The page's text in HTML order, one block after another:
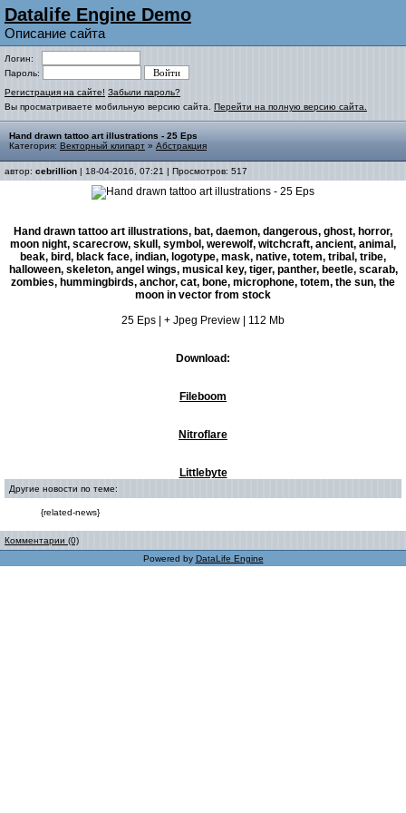
Datalife Engine Demo
Описание сайта
Логин:
Пароль:
Регистрация на сайте! Забыли пароль?
Вы просматриваете мобильную версию сайта. Перейти на полную версию сайта.
Hand drawn tattoo art illustrations - 25 Eps
Категория: Векторный клипарт » Абстракция
автор: cebrillion | 18-04-2016, 07:21 | Просмотров: 517
Hand drawn tattoo art illustrations, bat, daemon, dangerous, ghost, horror,
moon night, scarecrow, skull, symbol, werewolf, witchcraft, ancient, animal,
beak, bird, black face, indian, logotype, mask, native, totem, tribal, tribe,
halloween, skeleton, angel wings, musical key, tiger, panther, beetle, scarab,
zombies, hummingbirds, anchor, cat, bone, microphone, totem, the sun, the
moon in vector from stock
25 Eps | + Jpeg Preview | 112 Mb
Download:
Fileboom
Nitroflare
Littlebyte
Другие новости по теме:
{related-news}
Комментарии (0)
Powered by DataLife Engine